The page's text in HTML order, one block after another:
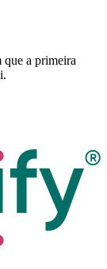
que a primeira